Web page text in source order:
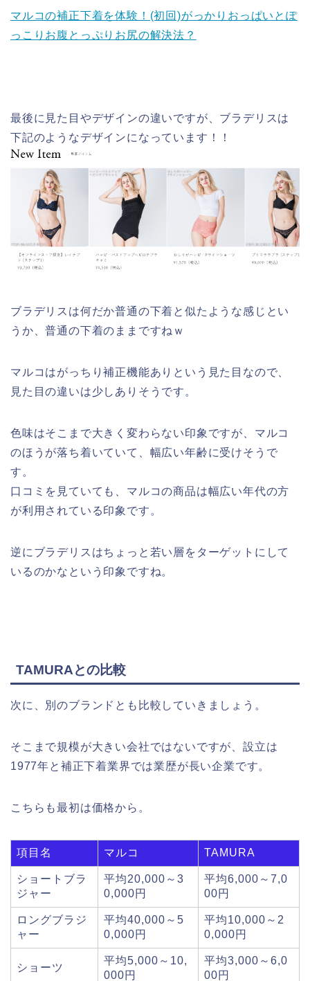
マルコの補正下着を体験！(初回)がっかりおっぱいとぽ
っこりお腹とっぷりお尻の解決法？
最後に見た目やデザインの違いですが、ブラデリスは
下記のようなデザインになっています！！
ブラデリスは何だか普通の下着と似たような感じとい
うか、普通の下着のままですねｗ
マルコはがっちり補正機能ありという見た目なので、
見た目の違いは少しありそうです。
色味はそこまで大きく変わらない印象ですが、マルコ
のほうが落ち着いていて、幅広い年齢に受けそうで
す。
口コミを見ていても、マルコの商品は幅広い年代の方
が利用されている印象です。
逆にブラデリスはちょっと若い層をターゲットにして
いるのかなという印象ですね。
TAMURAとの比較
次に、別のブランドとも比較していきましょう。
そこまで規模が大きい会社ではないですが、設立は
1977年と補正下着業界では業歴が長い企業です。
こちらも最初は価格から。
項目名 マルコ TAMURA
ショートブラ
ジャー
平均20,000～3
0,000円
平均6,000～7,0
00円
ロングブラジ
ャー
平均40,000～5
0,000円
平均10,000～2
0,000円
ショーツ
平均5,000～10,
000円
平均3,000～6,0
00円